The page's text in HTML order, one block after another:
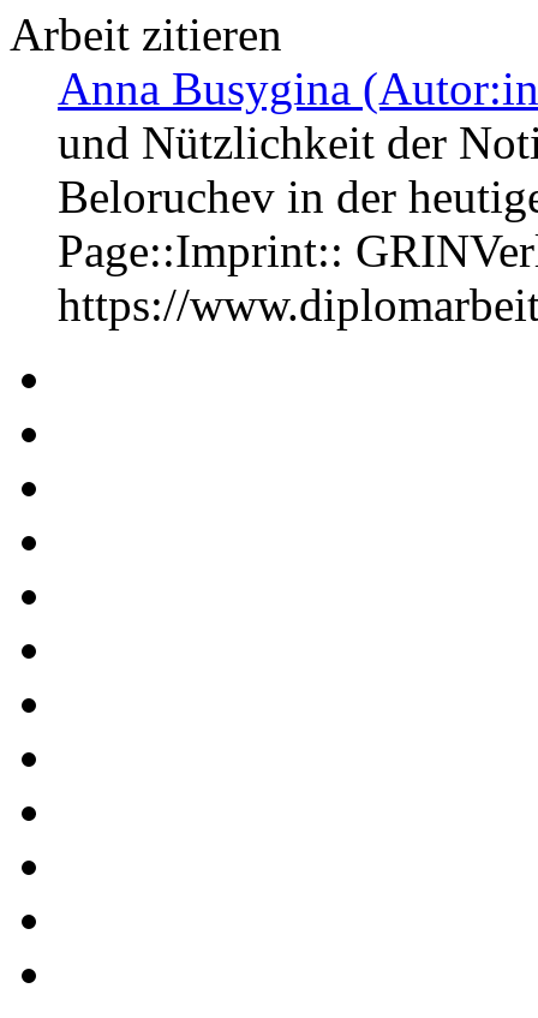
Arbeit zitieren
Anna Busygina
und Nützlichkeit der
Beloruchev in der
Page::Imprint::
https://